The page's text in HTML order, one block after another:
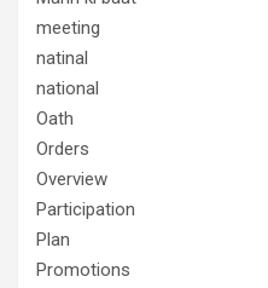
meeting
natinal
national
Oath
Orders
Overview
Participation
Plan
Promotions